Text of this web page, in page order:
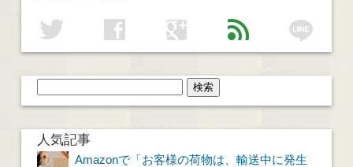
twitter facebook google feed line
人気記事
Amazonで「お客様の荷物は、輸送中に発生